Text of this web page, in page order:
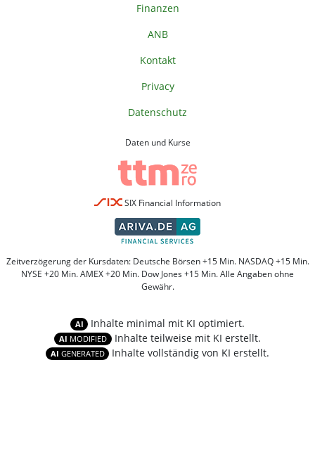
Finanzen
ANB
Kontakt
Privacy
Datenschutz
Daten und Kurse
SIX Financial Information
Zeitverzögerung der Kursdaten: Deutsche Börsen +15 Min. NASDAQ +15 Min.
NYSE +20 Min. AMEX +20 Min. Dow Jones +15 Min. Alle Angaben ohne
Gewähr.
AI Inhalte minimal mit KI optimiert.
AI MODIFIED Inhalte teilweise mit KI erstellt.
AI GENERATED Inhalte vollständig von KI erstellt.